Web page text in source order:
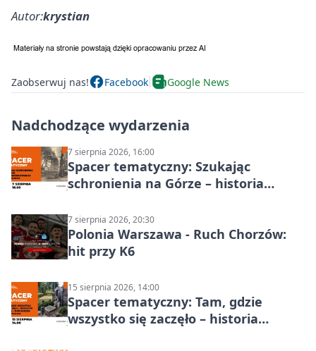
Autor:krystian
Zaobserwuj nas! Facebook Google News
Nadchodzące wydarzenia
7 sierpnia 2026, 16:00
Spacer tematyczny: Szukając
schronienia na Górze – historia
7 sierpnia 2026, 20:30
Polonia Warszawa - Ruch Chorzów:
hit przy K6
15 sierpnia 2026, 14:00
Spacer tematyczny: Tam, gdzie
wszystko się zaczęło – historia